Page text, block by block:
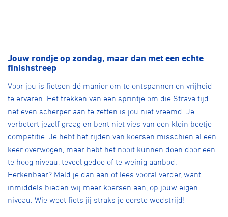
Jouw rondje op zondag, maar dan met een echte
finishstreep
Voor jou is fietsen dé manier om te ontspannen en vrijheid
te ervaren. Het trekken van een sprintje om die Strava tijd
net even scherper aan te zetten is jou niet vreemd. Je
verbetert jezelf graag en bent niet vies van een klein beetje
competitie. Je hebt het rijden van koersen misschien al een
keer overwogen, maar hebt het nooit kunnen doen door een
te hoog niveau, teveel gedoe of te weinig aanbod.
Herkenbaar? Meld je dan aan of lees vooral verder, want
inmiddels bieden wij meer koersen aan, op jouw eigen
niveau. Wie weet fiets jij straks je eerste wedstrijd!